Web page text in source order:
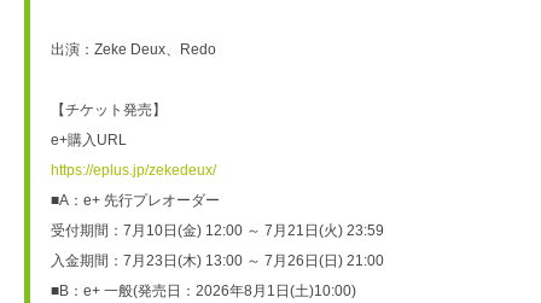
出演：Zeke Deux、Redo
【チケット発売】
e+購入URL
https://eplus.jp/zekedeux/
■A：e+ 先行プレオーダー
受付期間：7月10日(金) 12:00 ～ 7月21日(火) 23:59
入金期間：7月23日(木) 13:00 ～ 7月26日(日) 21:00
■B：e+ 一般(発売日：2026年8月1日(土)10:00)